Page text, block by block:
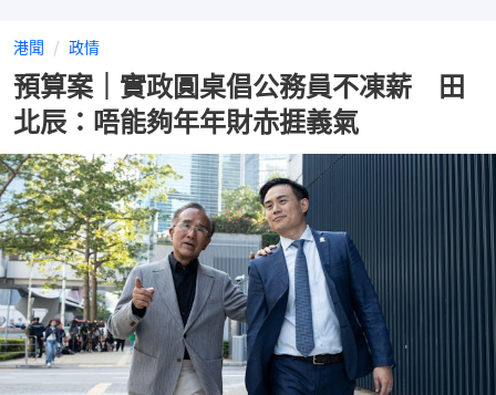
港聞 政情
預算案｜實政圓桌倡公務員不凍薪 田
北辰：唔能夠年年財赤捱義氣